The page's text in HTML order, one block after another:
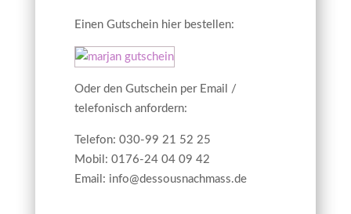
Einen Gutschein hier bestellen:
Oder den Gutschein per Email /
telefonisch anfordern:
Telefon: 030-99 21 52 25
Mobil: 0176-24 04 09 42
Email: info@dessousnachmass.de